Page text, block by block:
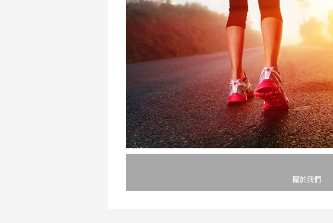
關於我們